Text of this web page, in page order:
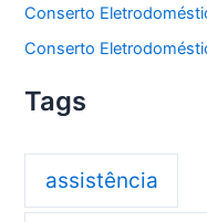
Conserto
Conserto
Tags
assistência